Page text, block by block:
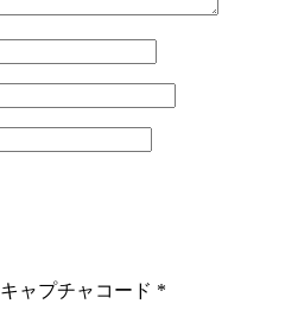
キャプチャコード *